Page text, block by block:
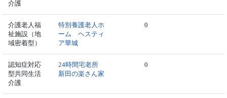
介護
介護老人福
祉施設（地
域密着型）
特別養護老人ホ
ーム ヘスティ
ア華城
0
認知症対応
型共同生活
介護
24時間宅老所
新田の楽さん家
0